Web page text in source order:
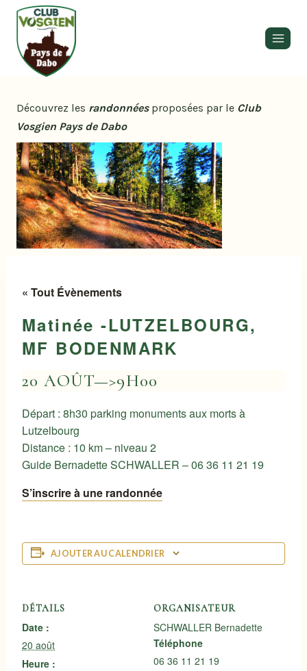
Découvrez les randonnées proposées par le Club
Vosgien Pays de Dabo
« Tout Évènements
Matinée -LUTZELBOURG,
MF BODENMARK
20 AOÛT—>9H00
Départ : 8h30 parking monuments aux morts à
Lutzelbourg
Distance : 10 km – niveau 2
Guide Bernadette SCHWALLER – 06 36 11 21 19
S’inscrire à une randonnée
AJOUTER AU CALENDRIER
DÉTAILS
Date :
20 août
Heure :
ORGANISATEUR
SCHWALLER Bernadette
Téléphone
06 36 11 21 19